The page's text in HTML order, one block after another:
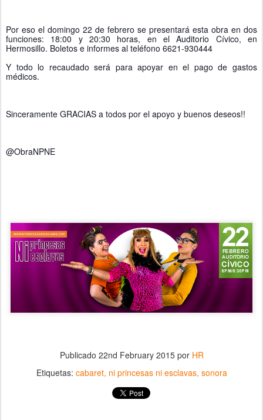
Por eso el domingo 22 de febrero se presentará esta obra en dos
funciones: 18:00 y 20:30 horas, en el Auditorio Cívico, en
Hermosillo. Boletos e informes al teléfono 6621-930444
Y todo lo recaudado será para apoyar en el pago de gastos
médicos.
Sinceramente GRACIAS a todos por el apoyo y buenos deseos!!
@ObraNPNE
Publicado 22nd February 2015por HR
Etiquetas: cabaret ni princesas ni esclavas sonora